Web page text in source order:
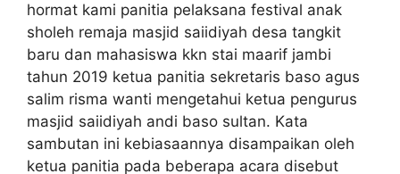
hormat kami panitia pelaksana festival anak
sholeh remaja masjid saiidiyah desa tangkit
baru dan mahasiswa kkn stai maarif jambi
tahun 2019 ketua panitia sekretaris baso agus
salim risma wanti mengetahui ketua pengurus
masjid saiidiyah andi baso sultan. Kata
sambutan ini kebiasaannya disampaikan oleh
ketua panitia pada beberapa acara disebut